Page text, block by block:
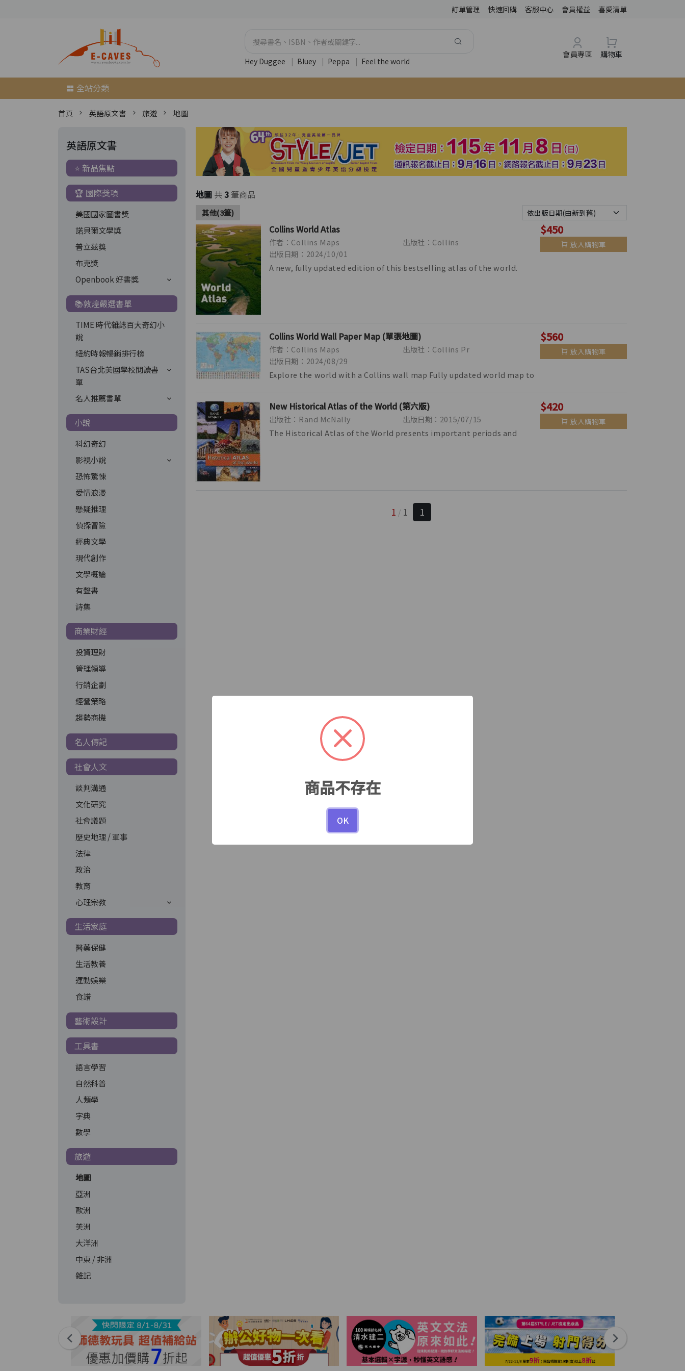
訂單管理 快速回購 客服中心 會員權益 喜愛清單
Hey Duggee | Bluey | Peppa | Feel the world
會員專區 購物車
全站分類
首頁 英語原文書 旅遊 地圖
英語原文書
⭐ 新品焦點
🏆 國際獎項
美國國家圖書獎
諾貝爾文學獎
普立茲獎
布克獎
Openbook 好書獎
📚敦煌嚴選書單
TIME 時代雜誌百大奇幻小
說
紐約時報暢銷排行榜
TAS台北美國學校閱讀書
單
名人推薦書單
小說
科幻奇幻
影視小說
恐怖驚悚
愛情浪漫
懸疑推理
偵探冒險
經典文學
現代創作
文學概論
有聲書
詩集
商業財經
投資理財
管理領導
行銷企劃
經營策略
趨勢商機
名人傳記
社會人文
談判溝通
文化研究
社會議題
歷史地理 / 軍事
法律
政治
教育
心理宗教
生活家庭
醫藥保健
生活教養
運動娛樂
食譜
藝術設計
工具書
語言學習
自然科普
人類學
字典
數學
旅遊
地圖
亞洲
歐洲
美洲
大洋洲
中東 / 非洲
雜記
地圖 共3 筆商品
其他(3筆)
Collins World Atlas
作者：Collins Maps
出版社：Collins
出版日期：2024/10/01
A new, fully updated edition of this bestselling atlas of the world.
$450
放入購物車
Collins World Wall Paper Map (單張地圖)
作者：Collins Maps
出版社：Collins Pr
出版日期：2024/08/29
Explore the world with a Collins wall map Fully updated world map to
$560
放入購物車
New Historical Atlas of the World (第六版)
出版社：Rand McNally
出版日期：2015/07/15
The Historical Atlas of the World presents important periods and
$420
放入購物車
1 / 1 1
商品不存在
OK